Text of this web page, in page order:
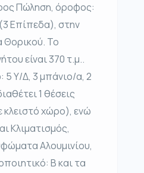
Πώληση, όροφος:
(3 Επίπεδα), στην
Θορικού. Το
είναι 370 τ.μ..
5 Υ/Δ, 3 μπάνιο/α, 2
1 θέσεις
κλειστό χώρο), ενώ
Κλιματισμός,
Αλουμινίου,
Β και τα